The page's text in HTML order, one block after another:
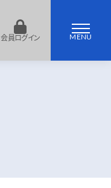
会員ログイン MENU